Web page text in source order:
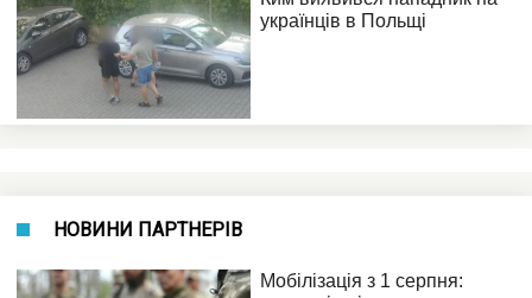
НОВИНИ ПАРТНЕРІВ